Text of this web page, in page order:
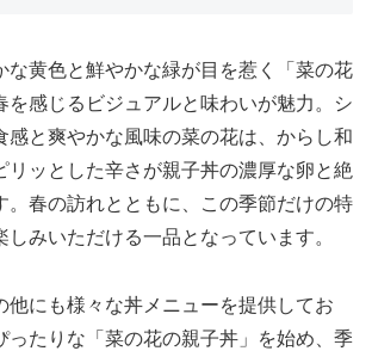
な黄色と鮮やかな緑が目を惹く「菜の花
を感じるビジュアルと味わいが魅力。シ
感と爽やかな風味の菜の花は、からし和
リッとした辛さが親子丼の濃厚な卵と絶
。春の訪れとともに、この季節だけの特
しみいただける一品となっています。
他にも様々な丼メニューを提供してお
ったりな「菜の花の親子丼」を始め、季